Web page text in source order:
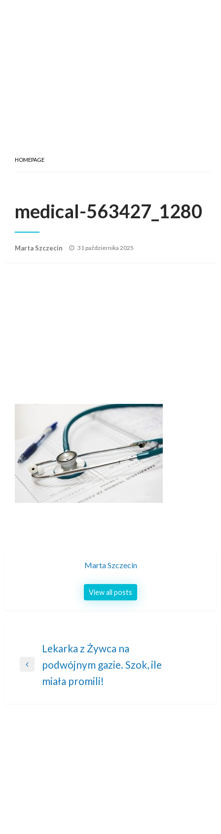
HOMEPAGE
medical-563427_1280
Marta Szczecin
Posted
31 października 2025
Marta Szczecin
View all posts
Nawigacja
wpisu
Previous
Lekarka z Żywca na
podwójnym gazie. Szok, ile
miała promili!